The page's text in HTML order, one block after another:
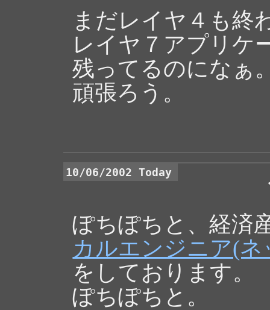
まだレイヤ４も終
レイヤ７アプリケ
残ってるのになぁ
頑張ろう。
10/06/2002 Today
ぽちぽちと、経済
カルエンジニア(
をしております。
ぽちぽちと。